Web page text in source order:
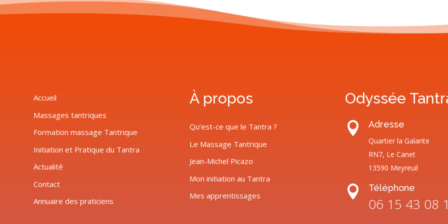
Accueil
Massages tantriques
Formation massage Tantrique
Initiation et Pratique du Tantra
Actualité
Contact
Annuaire des praticiens
À propos
Qu’est-ce que le Tantra ?
Le Massage Tantrique
Jean-Michel Picazo
Mon initiation au Tantra
Mes apprentissages
Odyssée
 Adresse
Quartier la Galante
RN7, Le Canet
13590 Meyreuil
 Téléphone
06 15 43 08